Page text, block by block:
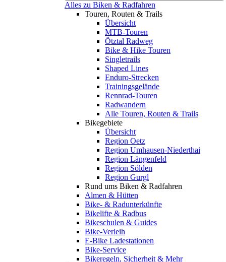
Alles zu Biken & Radfahren
Touren, Routen & Trails
Übersicht
MTB-Touren
Ötztal Radweg
Bike & Hike Touren
Singletrails
Shaped Lines
Enduro-Strecken
Trainingsgelände
Rennrad-Touren
Radwandern
Alle Touren, Routen & Trails
Bikegebiete
Übersicht
Region Oetz
Region Umhausen-Niederthai
Region Längenfeld
Region Sölden
Region Gurgl
Rund ums Biken & Radfahren
Almen & Hütten
Bike- & Radunterkünfte
Bikelifte & Radbus
Bikeschulen & Guides
Bike-Verleih
E-Bike Ladestationen
Bike-Service
Bikeregeln, Sicherheit & Mehr